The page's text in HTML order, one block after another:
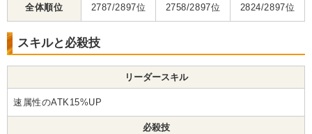
全体順位 2787/2897位 2758/2897位 2824/2897位
スキルと必殺技
リーダースキル
速属性のATK15%UP
必殺技